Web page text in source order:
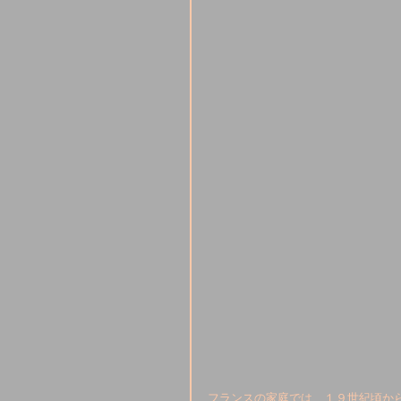
フランスの家庭では、１９世紀頃か